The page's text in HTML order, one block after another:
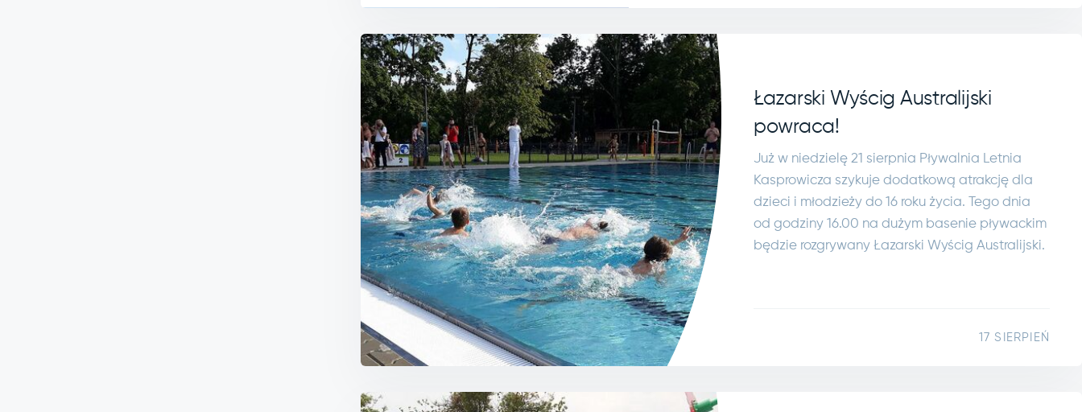
Łazarski Wyścig Australijski
powraca!
Już w niedzielę 21 sierpnia Pływalnia Letnia
Kasprowicza szykuje dodatkową atrakcję dla
dzieci i młodzieży do 16 roku życia. Tego dnia
od godziny 16.00 na dużym basenie pływackim
będzie rozgrywany Łazarski Wyścig Australijski.
17 SIERPIEŃ